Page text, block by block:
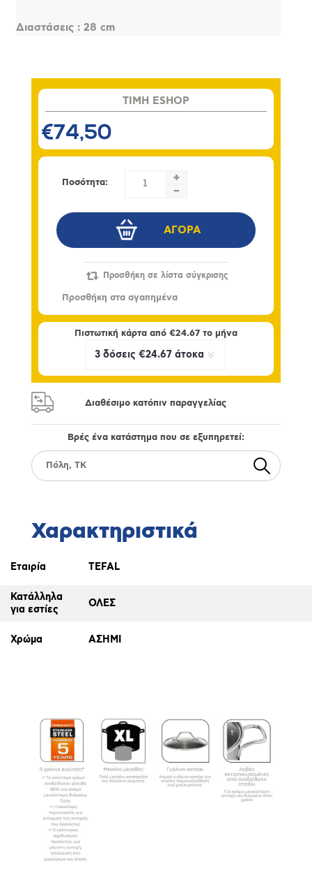
Διαστάσεις : 28 cm
TIMH ESHOP
€74,50
Ποσότητα:
+
-
Πιστωτική κάρτα από €24.67το μήνα
Διαθέσιμο κατόπιν παραγγελίας
Βρές ένα κατάστημα που σε εξυπηρετεί:
Χαρακτηριστικά
Εταιρία TEFAL
Κατάλληλα
για εστίες
ΟΛΕΣ
Χρώμα ΑΣΗΜΙ